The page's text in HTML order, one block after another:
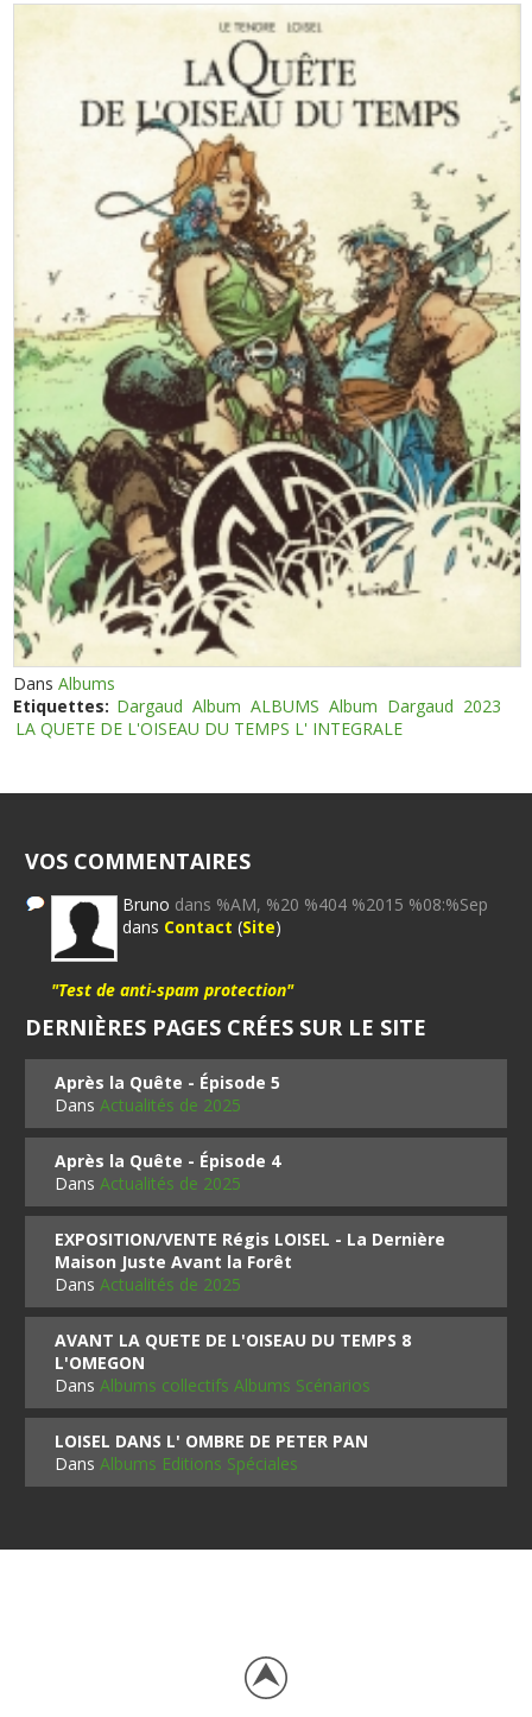
DansAlbums
Etiquettes: Dargaud Album ALBUMS Album Dargaud 2023
LA QUETE DE L'OISEAU DU TEMPS L' INTEGRALE
VOS COMMENTAIRES
Bruno dans %AM, %20 %404 %2015 %08:%Sep
dans Contact (Site)
"Test de anti-spam protection"
DERNIÈRES PAGES CRÉES SUR LE SITE
Après la Quête - Épisode 5
DansActualités de 2025
Après la Quête - Épisode 4
DansActualités de 2025
EXPOSITION/VENTE Régis LOISEL - La Dernière
Maison Juste Avant la Forêt
DansActualités de 2025
AVANT LA QUETE DE L'OISEAU DU TEMPS 8
L'OMEGON
DansAlbums collectifs Albums Scénarios
LOISEL DANS L' OMBRE DE PETER PAN
DansAlbums Editions Spéciales